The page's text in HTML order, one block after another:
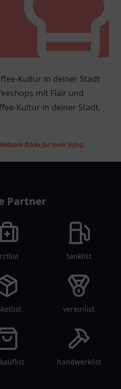
Kultur in deiner Stadt
mit Flair und
Kultur in deiner Stadt.
(klicke für mehr Infos)
Partner
tanklist
vereinlist
handwerklist